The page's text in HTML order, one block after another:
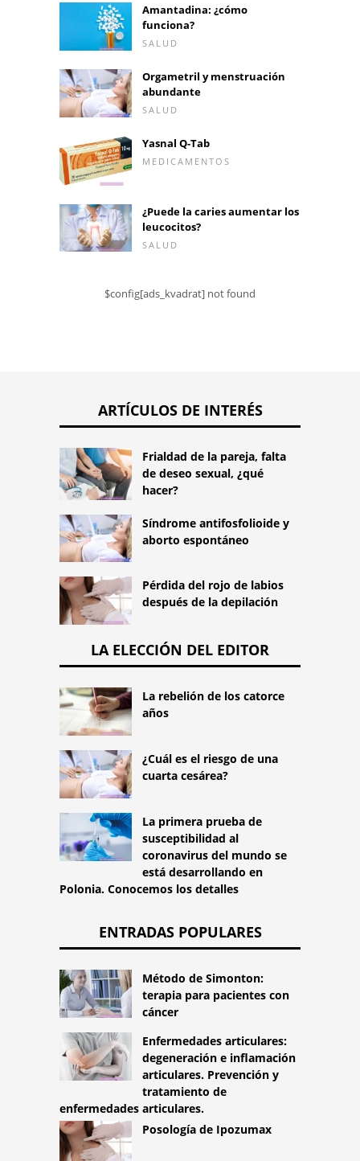
Amantadina: ¿cómo
funciona?
SALUD
Orgametril y menstruación
abundante
SALUD
Yasnal Q-Tab
MEDICAMENTOS
¿Puede la caries aumentar los
leucocitos?
SALUD
$config[ads_kvadrat] not found
ARTÍCULOS DE INTERÉS
Frialdad de la pareja, falta
de deseo sexual, ¿qué
hacer?
Síndrome antifosfolioide y
aborto espontáneo
Pérdida del rojo de labios
después de la depilación
LA ELECCIÓN DEL EDITOR
La rebelión de los catorce
años
¿Cuál es el riesgo de una
cuarta cesárea?
La primera prueba de
susceptibilidad al
coronavirus del mundo se
está desarrollando en
Polonia. Conocemos los detalles
ENTRADAS POPULARES
Método de Simonton:
terapia para pacientes con
cáncer
Enfermedades articulares:
degeneración e inflamación
articulares. Prevención y
tratamiento de
enfermedades articulares.
Posología de Ipozumax